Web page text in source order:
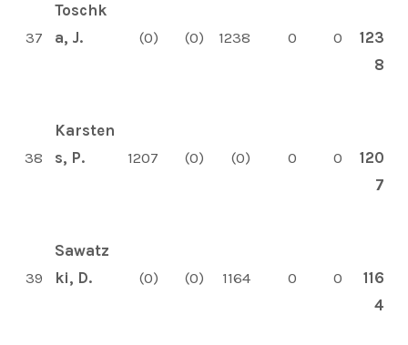
37
Toschk
a, J.
(0) (0) 1238 0 0
123
8
38
Karsten
s, P.
1207 (0) (0) 0 0
120
7
39
Sawatz
ki, D.
(0) (0) 1164 0 0
116
4